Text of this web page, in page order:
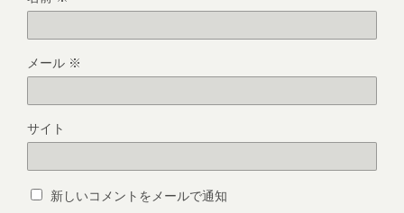
メール ※
サイト
新しいコメントをメールで通知